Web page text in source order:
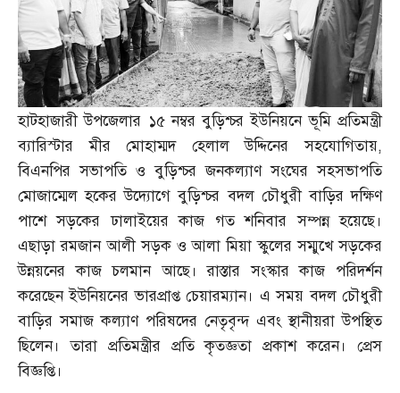
হাটহাজারী উপজেলার ১৫ নম্বর বুড়িশ্চর ইউনিয়নে ভূমি প্রতিমন্ত্রী
ব্যারিস্টার মীর মোহাম্মদ হেলাল উদ্দিনের সহযোগিতায়,
বিএনপির সভাপতি ও বুড়িশ্চর জনকল্যাণ সংঘের সহসভাপতি
মোজাম্মেল হকের উদ্যোগে বুড়িশ্চর বদল চৌধুরী বাড়ির দক্ষিণ
পাশে সড়কের ঢালাইয়ের কাজ গত শনিবার সম্পন্ন হয়েছে।
এছাড়া রমজান আলী সড়ক ও আলা মিয়া স্কুলের সম্মুখে সড়কের
উন্নয়নের কাজ চলমান আছে। রাস্তার সংস্কার কাজ পরিদর্শন
করেছেন ইউনিয়নের ভারপ্রাপ্ত চেয়ারম্যান। এ সময় বদল চৌধুরী
বাড়ির সমাজ কল্যাণ পরিষদের নেতৃবৃন্দ এবং স্থানীয়রা উপস্থিত
ছিলেন। তারা প্রতিমন্ত্রীর প্রতি কৃতজ্ঞতা প্রকাশ করেন। প্রেস
বিজ্ঞপ্তি।